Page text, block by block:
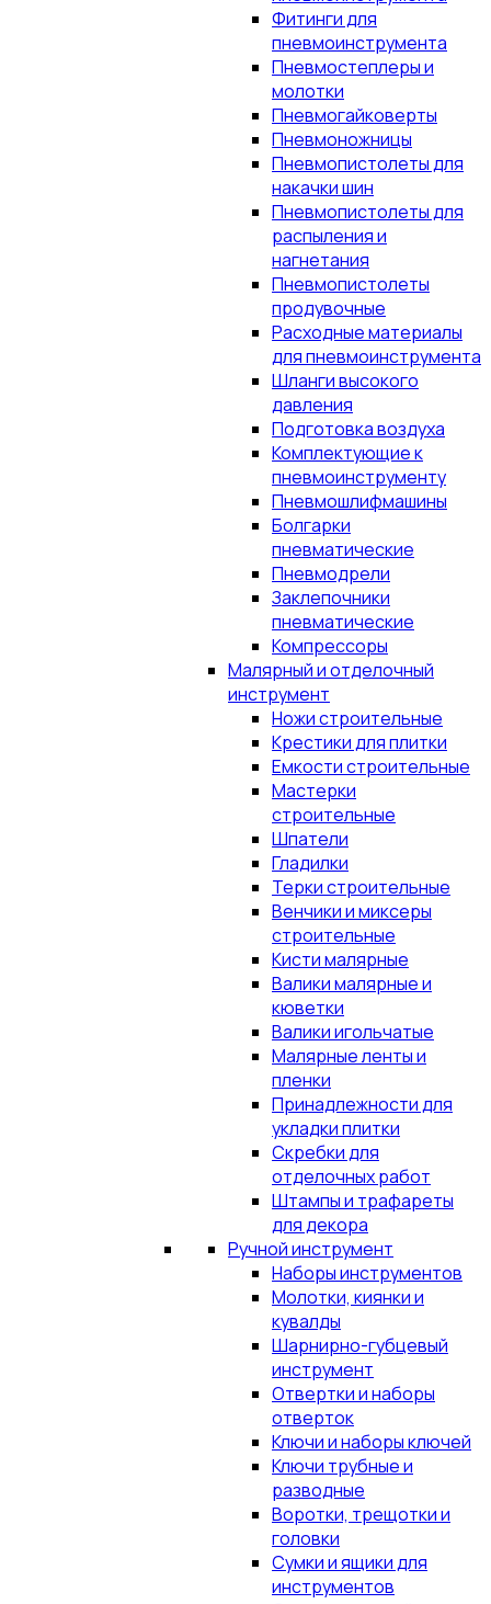
Фитинги для
пневмоинструмента
Пневмостеплеры и
молотки
Пневмогайковерты
Пневмоножницы
Пневмопистолеты для
накачки шин
Пневмопистолеты для
распыления и
нагнетания
Пневмопистолеты
продувочные
Расходные материалы
для пневмоинструмента
Шланги высокого
давления
Подготовка воздуха
Комплектующие к
пневмоинструменту
Пневмошлифмашины
Болгарки
пневматические
Пневмодрели
Заклепочники
пневматические
Компрессоры
Малярный и отделочный
инструмент
Ножи строительные
Крестики для плитки
Емкости строительные
Мастерки
строительные
Шпатели
Гладилки
Терки строительные
Венчики и миксеры
строительные
Кисти малярные
Валики малярные и
кюветки
Валики игольчатые
Малярные ленты и
пленки
Принадлежности для
укладки плитки
Скребки для
отделочных работ
Штампы и трафареты
для декора
Ручной инструмент
Наборы инструментов
Молотки, киянки и
кувалды
Шарнирно-губцевый
инструмент
Отвертки и наборы
отверток
Ключи и наборы ключей
Ключи трубные и
разводные
Воротки, трещотки и
головки
Сумки и ящики для
инструментов